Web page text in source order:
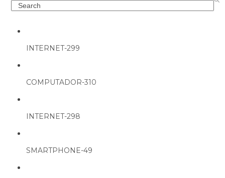
Search
INTERNET-299
COMPUTADOR-310
INTERNET-298
SMARTPHONE-49